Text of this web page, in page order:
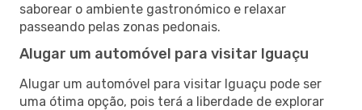
saborear o ambiente gastronómico e relaxar
passeando pelas zonas pedonais.
Alugar um automóvel para visitar Iguaçu
Alugar um automóvel para visitar Iguaçu pode ser
uma ótima opção, pois terá a liberdade de explorar